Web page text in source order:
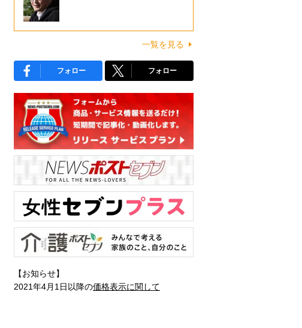
一覧を見る
フォロー フォロー
【お知らせ】
2021年4月1日以降の価格表示に関して